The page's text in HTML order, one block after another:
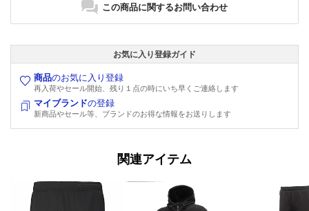
この商品に関するお問い合わせ
お気に入り登録ガイド
商品のお気に入り登録
再入荷やセール開始、残り１点の時にいち早くご連絡します
マイブランドの登録
新商品やセール等、ブランドのお得な情報をお送りします
関連アイテム